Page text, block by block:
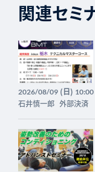
関連セミ
2026/08/09(日) 10:00
石井慎一郎 外部決済